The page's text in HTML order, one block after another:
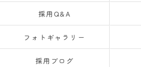
採用Q&A
フォトギャラリー
採用ブログ